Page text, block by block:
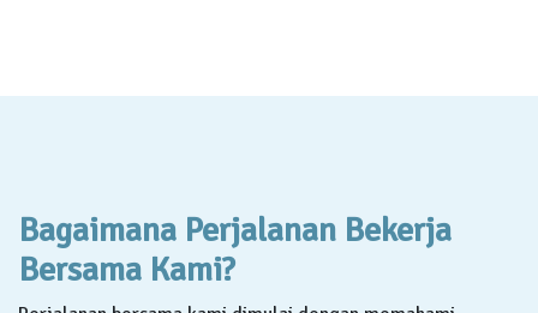
Bagaimana Perjalanan Bekerja
Bersama Kami?